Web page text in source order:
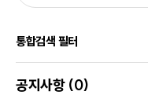
통합검색 필터
공지사항 (0)